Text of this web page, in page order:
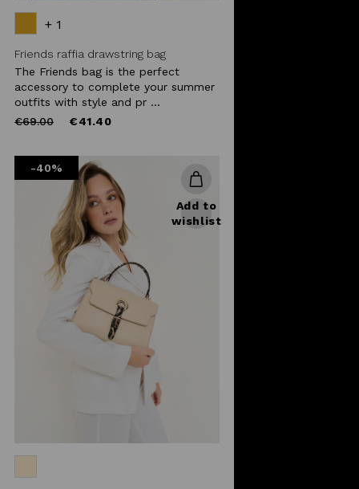
+ 1
Friends raffia drawstring bag
The Friends bag is the perfect
accessory to complete your summer
outfits with style and pr ...
Price
€69.00to €41.40
-40%
Add to
wishlist